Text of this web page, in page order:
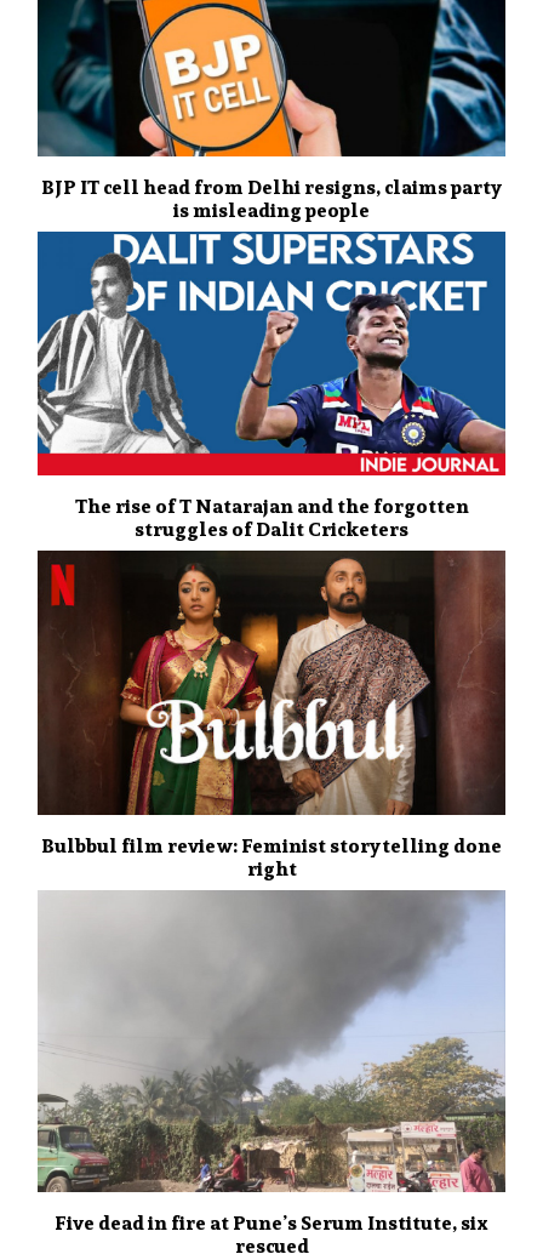
BJP IT cell head from Delhi resigns, claims party
is misleading people
The rise of T Natarajan and the forgotten
struggles of Dalit Cricketers
Bulbbul film review: Feminist storytelling done
right
Five dead in fire at Pune’s Serum Institute, six
rescued